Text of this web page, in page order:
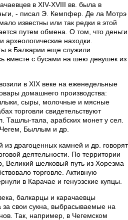
в XIV-XVIII вв. была в
- писал Э. Кемпфер. Де ла Мотрэ
известны или так редки в этой
путем обмена. О том, что деньги
находки.
в Балкарии еще служили
вместе с бусами на шею девушек из
в XIX веке на еженедельные
домашнего производства:
сыры, молочные и мясные
торговли свидетельствуют
Ташлы-тала, арабских монет у сел.
Быллым и др.
из драгоценных камней и др. говорят
деятельности. По территории
Великий шелковый путь из Хорезма
торговле. Активную
в Карачае и генуэзские купцы.
балкарцы и карачаевцы
за свои сукна, выбрасываемые на
Так, например, в Чегемском